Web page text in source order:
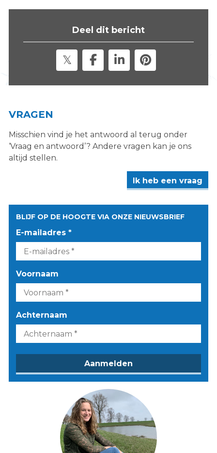
s
Deel dit bericht
VRAGEN
Misschien vind je het antwoord al terug onder
‘Vraag en antwoord’? Andere vragen kan je ons
altijd stellen.
Ik heb een vraag
BLIJF OP DE HOOGTE VIA ONZE NIEUWSBRIEF
E-mailadres *
Voornaam
Achternaam